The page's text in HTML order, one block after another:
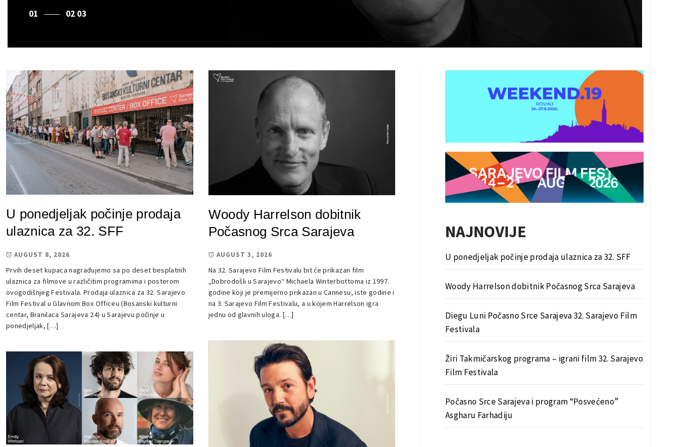
1 2 3
U ponedjeljak počinje prodaja
ulaznica za 32. SFF
AUGUST 8, 2026
Prvih deset kupaca nagrađujemo sa po deset besplatnih
ulaznica za filmove u različitim programima i posterom
ovogodišnjeg Festivala. Prodaja ulaznica za 32. Sarajevo
Film Festival u Glavnom Box Officeu (Bosanski kulturni
centar, Branilaca Sarajeva 24) u Sarajevu počinje u
ponedjeljak, […]
Woody Harrelson dobitnik
Počasnog Srca Sarajeva
AUGUST 3, 2026
Na 32. Sarajevo Film Festivalu bit će prikazan film
„Dobrodošli u Sarajevo“ Michaela Winterbottoma iz 1997.
godine koji je premijerno prikazan u Cannesu, iste godine i
na 3. Sarajevo Film Festivalu, a u kojem Harrelson igra
jednu od glavnih uloga. […]
NAJNOVIJE
U ponedjeljak počinje prodaja ulaznica za 32. SFF
Woody Harrelson dobitnik Počasnog Srca Sarajeva
Diegu Luni Počasno Srce Sarajeva 32. Sarajevo Film
Festivala
Žiri Takmičarskog programa – igrani film 32. Sarajevo
Film Festivala
Počasno Srce Sarajeva i program “Posvećeno”
Asgharu Farhadiju